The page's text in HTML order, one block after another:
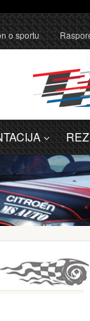
greškom u
o sportu